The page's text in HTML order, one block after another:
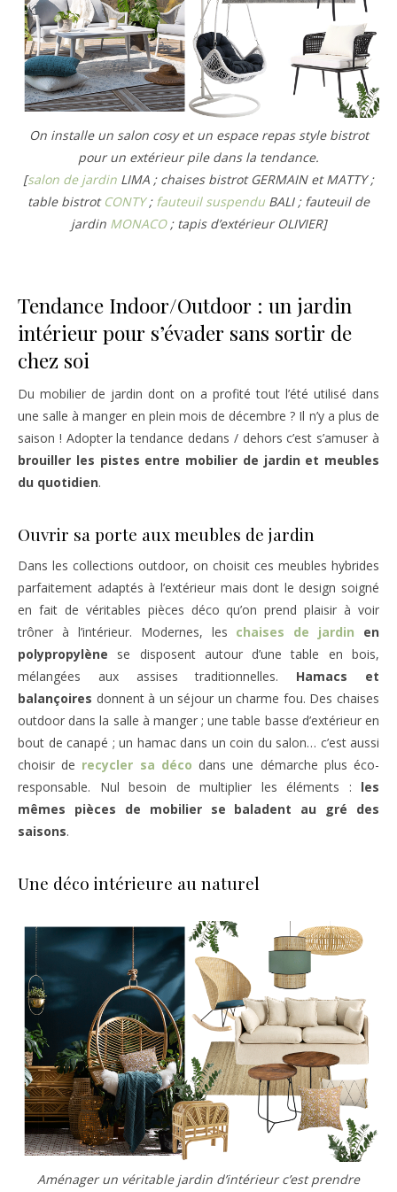
On installe un salon cosy et un espace repas style bistrot
pour un extérieur pile dans la tendance.
[salon de jardin LIMA ; chaises bistrot GERMAIN et MATTY ;
table bistrot CONTY; fauteuil suspendu BALI ; fauteuil de
jardin MONACO; tapis d’extérieur OLIVIER]
Tendance Indoor/Outdoor : un jardin
intérieur pour s’évader sans sortir de
chez soi
Du mobilier de jardin dont on a profité tout l’été utilisé dans
une salle à manger en plein mois de décembre ? Il n’y a plus de
saison ! Adopter la tendance dedans / dehors c’est s’amuser à
brouiller les pistes entre mobilier de jardin et meubles
du quotidien.
Ouvrir sa porte aux meubles de jardin
Dans les collections outdoor, on choisit ces meubles hybrides
parfaitement adaptés à l’extérieur mais dont le design soigné
en fait de véritables pièces déco qu’on prend plaisir à voir
trôner à l’intérieur. Modernes, les chaises de jardin en
polypropylène se disposent autour d’une table en bois,
mélangées aux assises traditionnelles. Hamacs et
balançoires donnent à un séjour un charme fou. Des chaises
outdoor dans la salle à manger ; une table basse d’extérieur en
bout de canapé ; un hamac dans un coin du salon… c’est aussi
choisir de recycler sa déco dans une démarche plus éco-
responsable. Nul besoin de multiplier les éléments : les
mêmes pièces de mobilier se baladent au gré des
saisons.
Une déco intérieure au naturel
Aménager un véritable jardin d’intérieur c’est prendre